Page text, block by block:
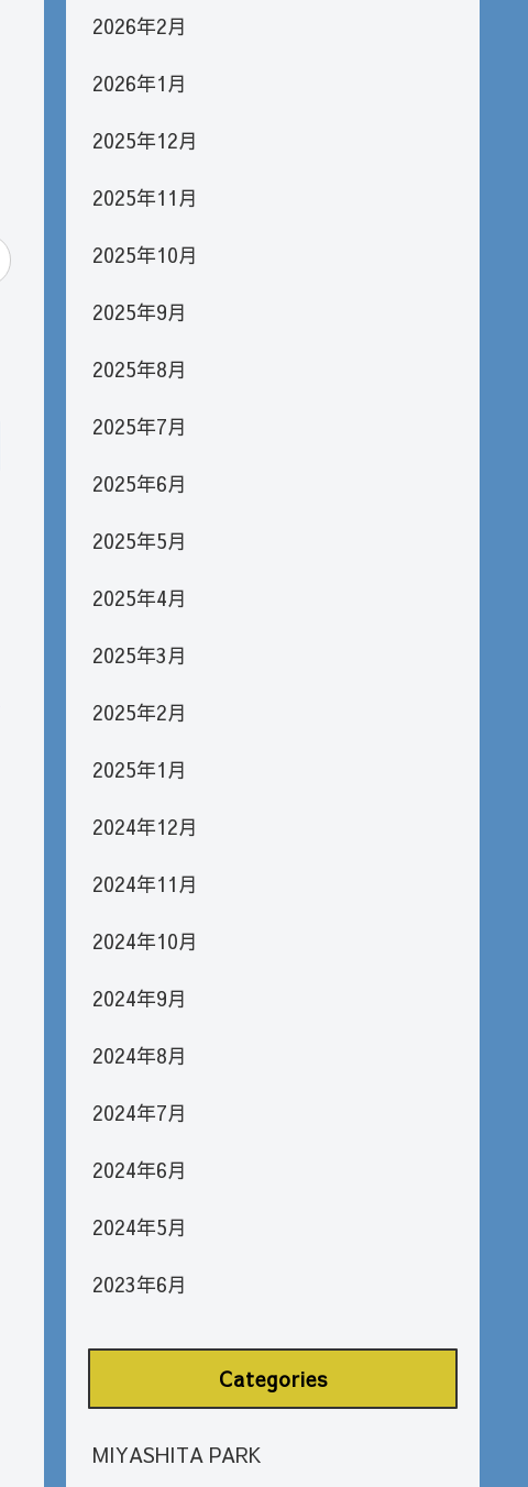
2026年2月
2026年1月
2025年12月
2025年11月
2025年10月
2025年9月
2025年8月
2025年7月
2025年6月
2025年5月
2025年4月
2025年3月
2025年2月
2025年1月
2024年12月
2024年11月
2024年10月
2024年9月
2024年8月
2024年7月
2024年6月
2024年5月
2023年6月
Categories
MIYASHITA PARK